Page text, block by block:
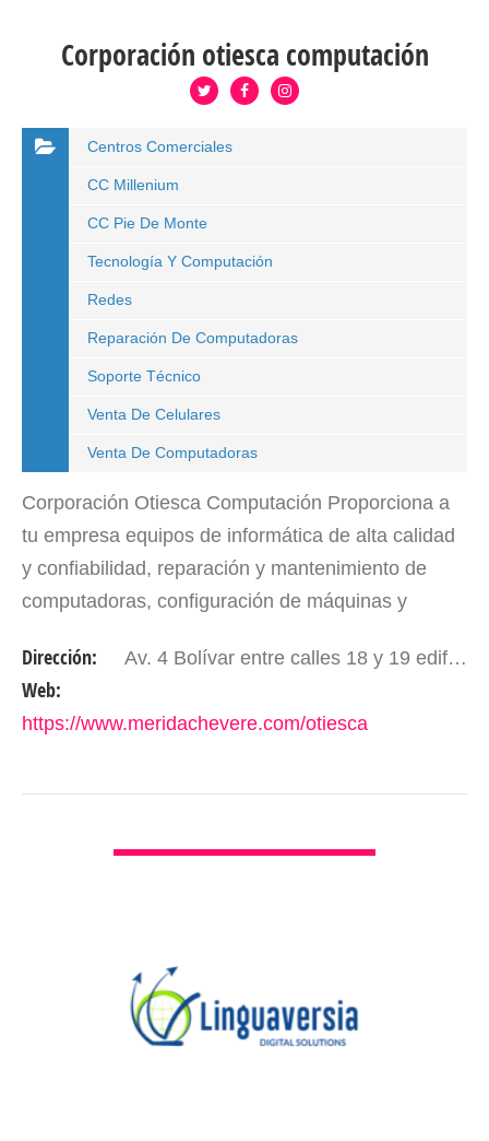
Corporación otiesca computación
Centros Comerciales
CC Millenium
CC Pie De Monte
Tecnología Y Computación
Redes
Reparación De Computadoras
Soporte Técnico
Venta De Celulares
Venta De Computadoras
Corporación Otiesca Computación Proporciona a
tu empresa equipos de informática de alta calidad
y confiabilidad, reparación y mantenimiento de
computadoras, configuración de máquinas y
cámaras de…
Dirección: Av. 4 Bolívar entre calles 18 y 19 edificio General Masini piso 2 oficina A-21. Mérida - Edo. Mérida. Venezuela.
Web:
https://www.meridachevere.com/otiesca